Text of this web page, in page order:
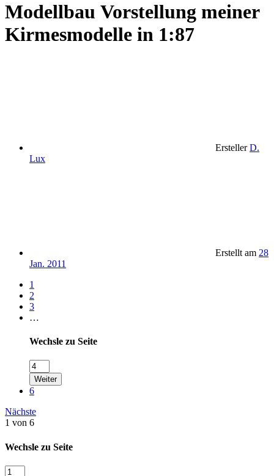
Modellbau Vorstellung meiner
Kirmesmodelle in 1:87
Ersteller D.
Lux
Erstellt am 28
Jan. 2011
1
2
3
…
Wechsle zu Seite
Weiter
6
Nächste
1 von 6
Wechsle zu Seite